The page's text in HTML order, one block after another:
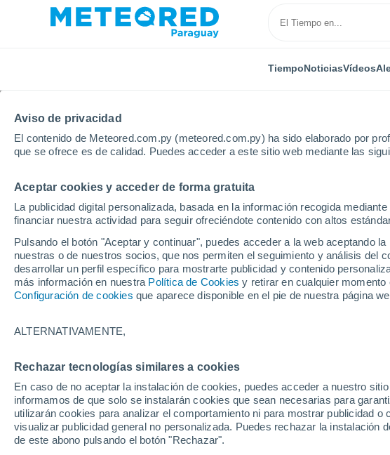
Aviso de privacidad
El contenido de Meteored.com.py (meteored.com.py) ha sido elaborado por
que se ofrece es de calidad. Puedes acceder a este sitio web mediante las
Aceptar cookies y acceder de forma gratuita
La publicidad digital personalizada, basada en la información recogida
financiar nuestra actividad para seguir ofreciéndote contenido con altos
Pulsando el botón "Aceptar y continuar", puedes acceder a la web aceptando
nuestras o de nuestros socios, que nos permiten el seguimiento y análisis del
desarrollar un perfil específico para mostrarte publicidad y contenido
más información en nuestra Política de Cookies y retirar en cualquier
Configuración de cookies que aparece disponible en el pie de nuestra página
ALTERNATIVAMENTE,
Rechazar tecnologías similares a cookies
En caso de no aceptar la instalación de cookies, puedes acceder a nuestro
informamos de que solo se instalarán cookies que sean necesarias para
utilizarán cookies para analizar el comportamiento ni para mostrar publicidad o
visualizar publicidad general no personalizada. Puedes rechazar la instalación
de este abono pulsando el botón "Rechazar".
TiempoNoticiasVídeos
Inicio Vídeos ¡Las lluvias torrenciales provocan inundaciones